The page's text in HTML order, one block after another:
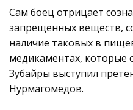
Сам боец отрицает
запрещенных веществ,
наличие таковых в
медикаментах, которые
Зубайры выступил
Нурмагомедов.